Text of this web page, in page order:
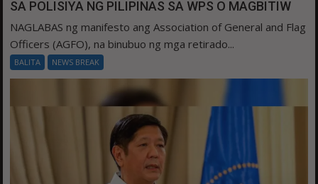
SA POLISIYA NG PILIPINAS SA WPS O MAGBITIW
NAGLABAS ng manifesto ang Association of General and Flag
Officers (AGFO), na binubuo ng mga retirado...
BALITA NEWS BREAK